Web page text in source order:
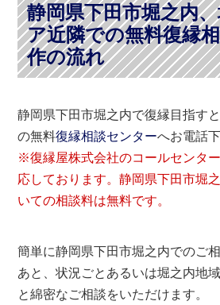
静岡県下田市堀之内
ア近隣での無料復縁
作の流れ
静岡県下田市堀之内で復縁目指す
の無料復縁相談センターへお電話下
※復縁屋株式会社のコールセンタ
応しております。静岡県下田市堀
いての相談料は無料です。
簡単に静岡県下田市堀之内でのご
あと、状況ごとあるいは堀之内地
と綿密なご相談をいただけます。